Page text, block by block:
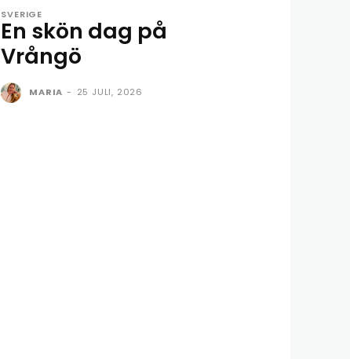
SVERIGE
En skön dag på
Vrångö
MARIA - 25 JULI, 2026